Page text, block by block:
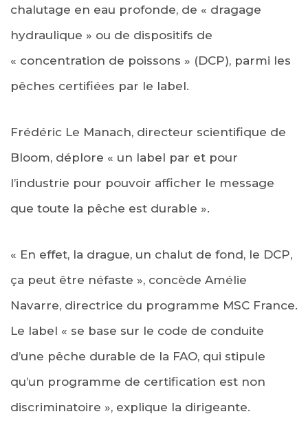
chalutage en eau profonde, de « dragage
hydraulique » ou de dispositifs de
« concentration de poissons » (DCP), parmi les
pêches certifiées par le label.
Frédéric Le Manach, directeur scientifique de
Bloom, déplore « un label par et pour
l’industrie pour pouvoir afficher le message
que toute la pêche est durable ».
« En effet, la drague, un chalut de fond, le DCP,
ça peut être néfaste », concède Amélie
Navarre, directrice du programme MSC France.
Le label « se base sur le code de conduite
d’une pêche durable de la FAO, qui stipule
qu’un programme de certification est non
discriminatoire », explique la dirigeante.